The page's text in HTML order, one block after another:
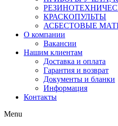
КРАСКОПУЛЬТЫ
АСБЕСТОВЫЕ
О компании
Вакансии
Нашим клиентам
Доставка и оплата
Гарантия и возврат
Документы и бланки
Информация
Контакты
Menu